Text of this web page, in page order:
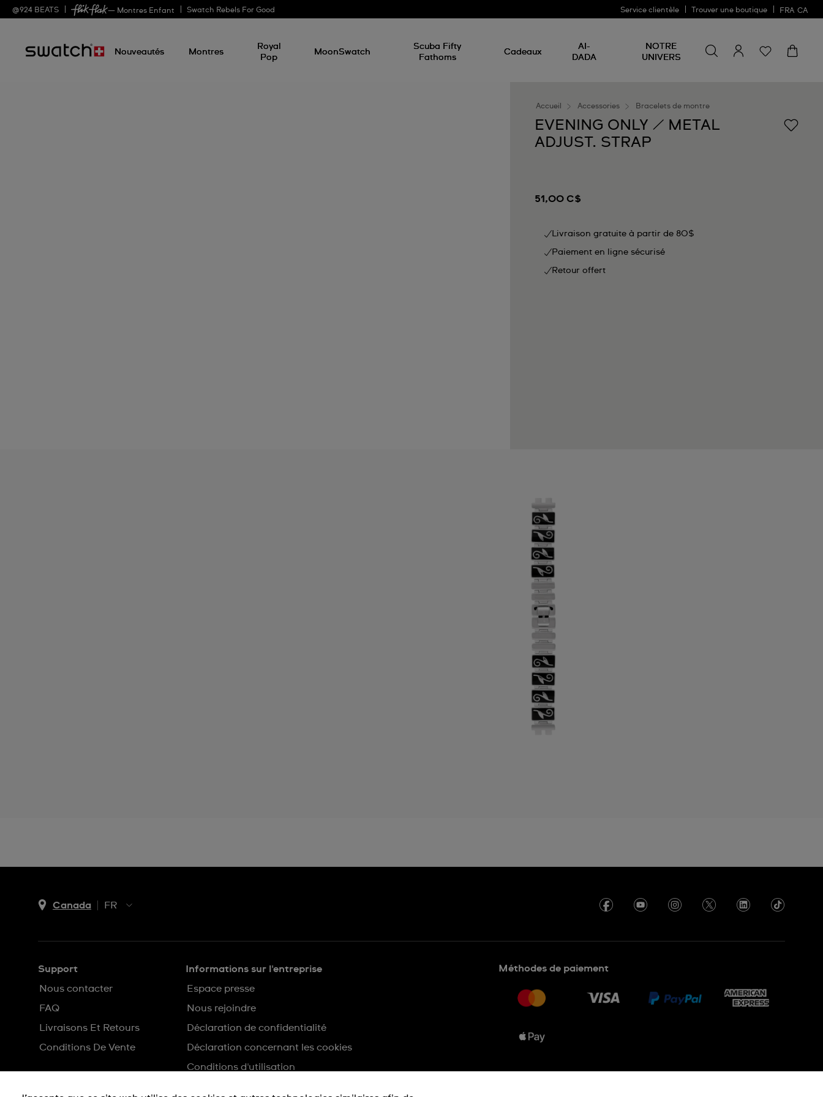
@924 BEATS — Montres Enfant Swatch Rebels For Good Service clientèle Trouver une boutique FRA CA
Nouveautés Montres
Royal
Pop
MoonSwatch
Scuba Fifty
Fathoms
Cadeaux
AI-
DADA
NOTRE
UNIVERS
un
produit
Accueil Accessories Bracelets de montre
EVENING ONLY / METAL
ADJUST. STRAP
51,00 C$
Livraison gratuite à partir de 80$
Paiement en ligne sécurisé
Retour offert
Canada
FR
FR
Support
Nous contacter
FAQ
Livraisons Et Retours
Conditions De Vente
Informations sur l'entreprise
Espace presse
Nous rejoindre
Déclaration de confidentialité
Déclaration concernant les cookies
Conditions d'utilisation
Méthodes de paiement